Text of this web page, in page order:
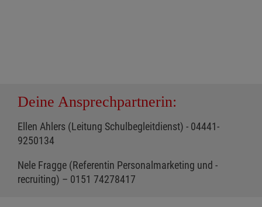
Deine Ansprechpartnerin:
Ellen Ahlers (Leitung Schulbegleitdienst) - 04441-
9250134
Nele Fragge (Referentin Personalmarketing und -
recruiting) – 0151 74278417